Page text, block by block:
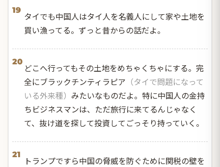
19
タイでも中国人はタイ人を名義人にして家や土地を
買い漁ってる。ずっと昔からの話だよ。
20
どこへ行ってもその土地をめちゃくちゃにする。完
全にブラックチンティラピア （タイで問題になって
いる外来種） みたいなものだよ。特に中国人の金持
ちビジネスマンは、ただ旅行に来てるんじゃなく
て、抜け道を探して投資してごっそり持っていく。
21
トランプですら中国の脅威を防ぐために関税の壁を